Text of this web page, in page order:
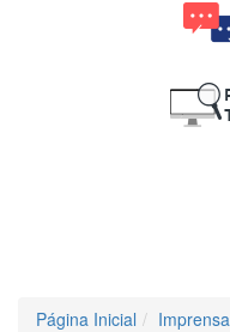
Página Inicial Imprensa